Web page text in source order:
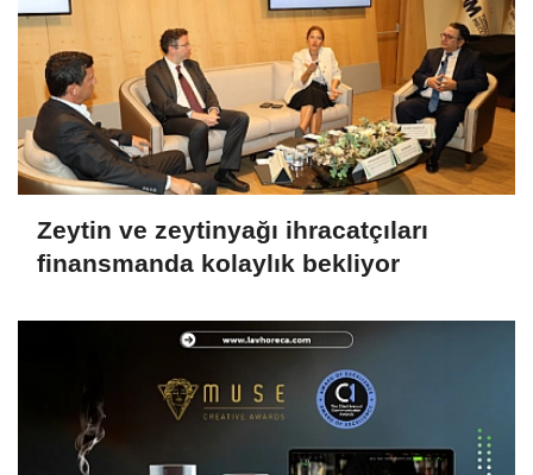
Zeytin ve zeytinyağı ihracatçıları
finansmanda kolaylık bekliyor